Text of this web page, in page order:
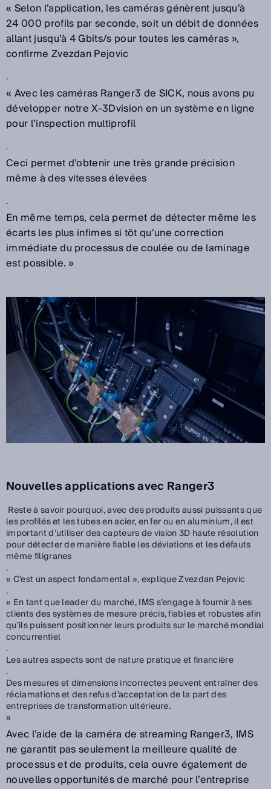
« Selon l’application, les caméras génèrent jusqu’à
24 000 profils par seconde, soit un débit de données
allant jusqu’à 4 Gbits/s pour toutes les caméras »,
confirme Zvezdan Pejovic
.
« Avec les caméras Ranger3 de SICK, nous avons pu
développer notre X-3Dvision en un système en ligne
pour l’inspection multiprofil
.
Ceci permet d’obtenir une très grande précision
même à des vitesses élevées
.
En même temps, cela permet de détecter même les
écarts les plus infimes si tôt qu’une correction
immédiate du processus de coulée ou de laminage
est possible. »
Nouvelles applications avec Ranger3
Reste à savoir pourquoi, avec des produits aussi puissants que
les profilés et les tubes en acier, en fer ou en aluminium, il est
important d’utiliser des capteurs de vision 3D haute résolution
pour détecter de manière fiable les déviations et les défauts
même filigranes
.
« C’est un aspect fondamental », explique Zvezdan Pejovic
.
« En tant que leader du marché, IMS s’engage à fournir à ses
clients des systèmes de mesure précis, fiables et robustes afin
qu’ils puissent positionner leurs produits sur le marché mondial
concurrentiel
.
Les autres aspects sont de nature pratique et financière
.
Des mesures et dimensions incorrectes peuvent entraîner des
réclamations et des refus d’acceptation de la part des
entreprises de transformation ultérieure.
»
Avec l’aide de la caméra de streaming Ranger3, IMS
ne garantit pas seulement la meilleure qualité de
processus et de produits, cela ouvre également de
nouvelles opportunités de marché pour l’entreprise